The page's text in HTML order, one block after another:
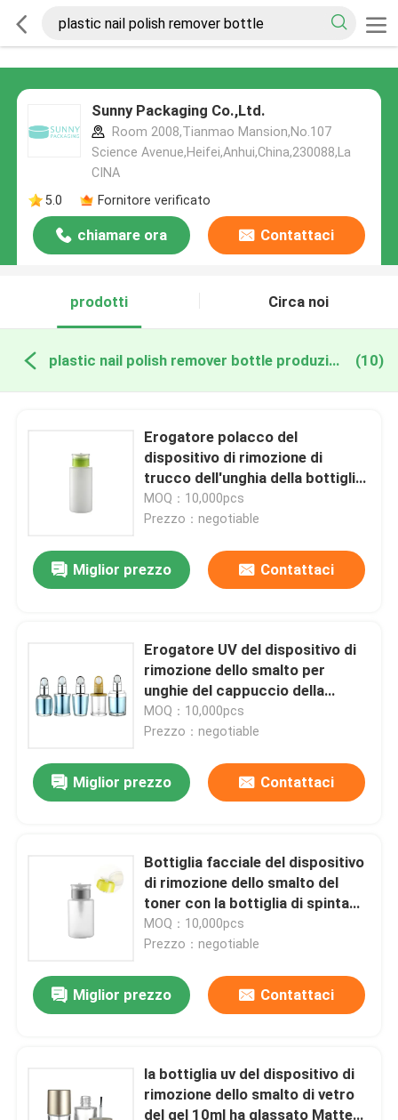
Sunny Packaging Co.,Ltd.
Room 2008,Tianmao Mansion,No.107
Science Avenue,Heifei,Anhui,China,230088,La
CINA
5.0
Fornitore verificato
chiamare ora Contattaci
prodotti Circa noi
plastic nail polish remover bottle produzione online (10)
Erogatore polacco del
dispositivo di rimozione di
trucco dell'unghia della bottiglia
variopinta di Art Plastic Nail
Polish Remover
MOQ：10,000pcs
Prezzo：negotiable
Miglior prezzo Contattaci
Erogatore UV del dispositivo di
rimozione dello smalto per
unghie del cappuccio della
spazzola di bottiglia del
dispositivo di rimozione dello
MOQ：10,000pcs
Prezzo：negotiable
Miglior prezzo Contattaci
Bottiglia facciale del dispositivo
di rimozione dello smalto del
toner con la bottiglia di spinta
del dispositivo di rimozione dello
smalto della pompa
MOQ：10,000pcs
Prezzo：negotiable
Miglior prezzo Contattaci
la bottiglia uv del dispositivo di
rimozione dello smalto di vetro
del gel 10ml ha glassato Matte